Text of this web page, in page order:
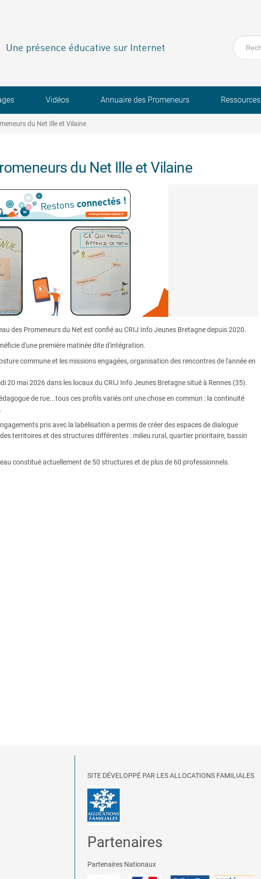
Une présence éducative sur Internet
Vidéos Annuaire des Promeneurs Ressources
du Net Ille et Vilaine
du Net Ille et Vilaine
des Promeneurs du Net est confié au CRIJ Info Jeunes Bretagne depuis 2020.
d'une première matinée dite d'intégration.
commune et les missions engagées, organisation des rencontres de l'année en
20 mai 2026 dans les locaux du CRIJ Info Jeunes Bretagne situé à Rennes (35).
de rue...tous ces profils variés ont une chose en commun : la continuité
pris avec la labélisation a permis de créer des espaces de dialogue
territoires et des structures différentes : milieu rural, quartier prioritaire, bassin
constitué actuellement de 50 structures et de plus de 60 professionnels.
SITE DÉVELOPPÉ PAR LES ALLOCATIONS FAMILIALES
Partenaires
Partenaires Nationaux